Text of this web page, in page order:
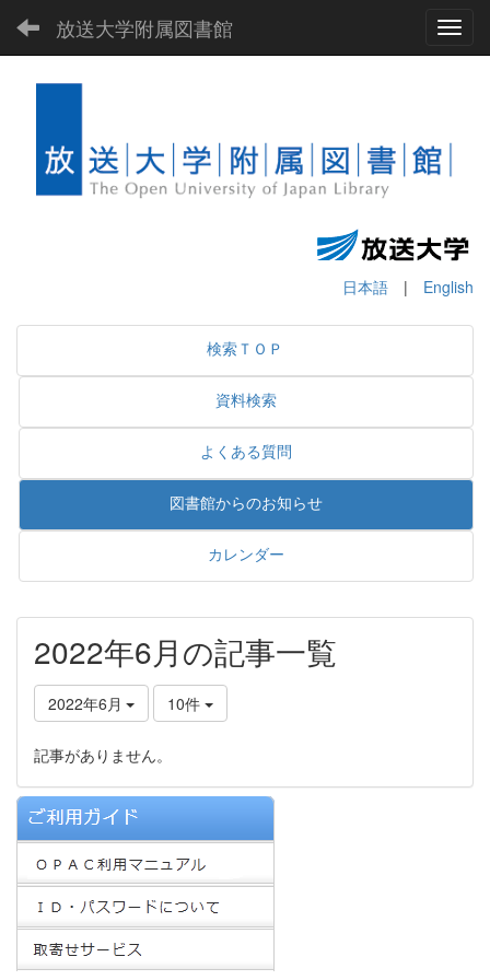
放送大学附属図書館
日本語 | English
検索ＴＯＰ
資料検索
よくある質問
図書館からのお知らせ
カレンダー
2022年6月の記事一覧
2022年6月 10件
記事がありません。